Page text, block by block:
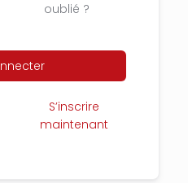
oublié ?
S’inscrire
maintenant